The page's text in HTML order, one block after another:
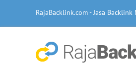
RajaBacklink.com - Jasa